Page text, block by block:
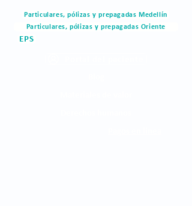
Particulares, pólizas y prepagadas Medellín
Particulares, pólizas y prepagadas Oriente
EPS